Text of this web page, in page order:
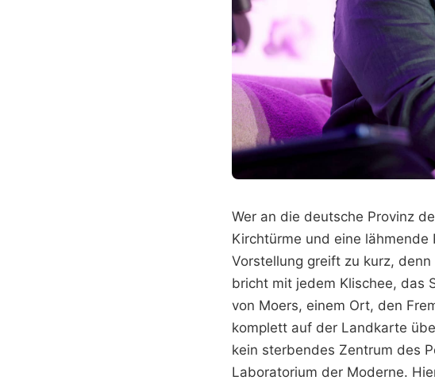
Wer an die deutsche Provinz
Kirchtürme und eine
Vorstellung greift zu kurz,
bricht mit jedem Klischee, das
von Moers, einem Ort, den
komplett auf der Landkarte
kein sterbendes Zentrum des
Laboratorium der Moderne.